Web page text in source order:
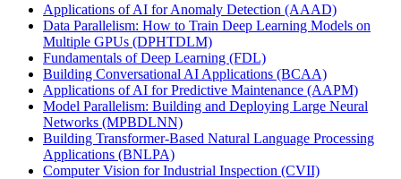
Applications of AI for Anomaly Detection (AAAD)
Data Parallelism: How to Train Deep Learning Models on
Multiple GPUs (DPHTDLM)
Fundamentals of Deep Learning (FDL)
Building Conversational AI Applications (BCAA)
Applications of AI for Predictive Maintenance (AAPM)
Model Parallelism: Building and Deploying Large Neural
Networks (MPBDLNN)
Building Transformer-Based Natural Language Processing
Applications (BNLPA)
Computer Vision for Industrial Inspection (CVII)